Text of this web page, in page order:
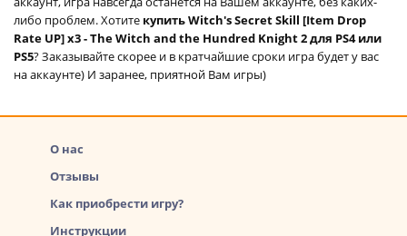
либо проблем. Хотите купить Witch's Secret Skill [Item Drop
Rate UP] x3 - The Witch and the Hundred Knight 2 для PS4 или
PS5? Заказывайте скорее и в кратчайшие сроки игра будет у вас
на аккаунте) И заранее, приятной Вам игры)
О нас
Отзывы
Как приобрести игру?
Инструкции